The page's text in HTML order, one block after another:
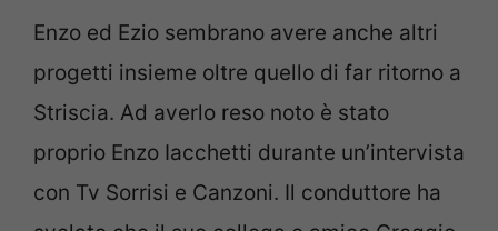
Enzo ed Ezio sembrano avere anche altri
progetti insieme oltre quello di far ritorno a
Striscia. Ad averlo reso noto è stato
proprio Enzo Iacchetti durante un’intervista
con Tv Sorrisi e Canzoni. Il conduttore ha